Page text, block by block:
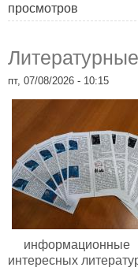
просмотров
пт, 07/08/2026 - 10:15
интересных